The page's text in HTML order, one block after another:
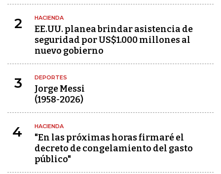
2 HACIENDA
EE.UU. planea brindar asistencia de
seguridad por US$1.000 millones al
nuevo gobierno
3 DEPORTES
Jorge Messi
(1958-2026)
4 HACIENDA
"En las próximas horas firmaré el
decreto de congelamiento del gasto
público"